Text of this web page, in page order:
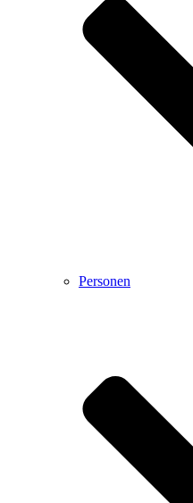
Personen